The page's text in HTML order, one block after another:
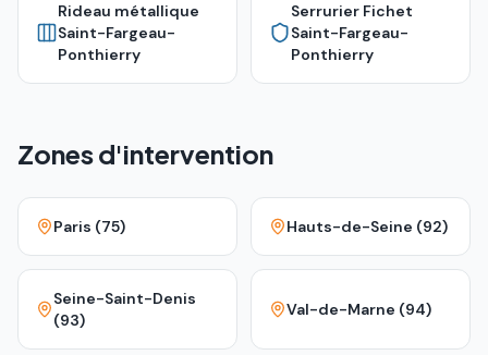
Rideau métallique
Saint-Fargeau-
Ponthierry
Serrurier Fichet
Saint-Fargeau-
Ponthierry
Zones d'intervention
Paris (75) Hauts-de-Seine (92)
Seine-Saint-Denis
(93)
Val-de-Marne (94)